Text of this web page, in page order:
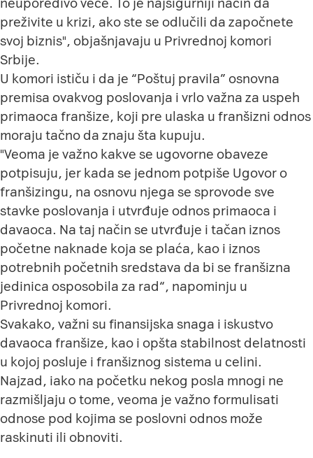
preživite u krizi, ako ste se odlučili da započnete
svoj biznis", objašnjavaju u Privrednoj komori
Srbije.
U komori ističu i da je “Poštuj pravila” osnovna
premisa ovakvog poslovanja i vrlo važna za uspeh
primaoca franšize, koji pre ulaska u franšizni odnos
moraju tačno da znaju šta kupuju.
"Veoma je važno kakve se ugovorne obaveze
potpisuju, jer kada se jednom potpiše Ugovor o
franšizingu, na osnovu njega se sprovode sve
stavke poslovanja i utvrđuje odnos primaoca i
davaoca. Na taj način se utvrđuje i tačan iznos
početne naknade koja se plaća, kao i iznos
potrebnih početnih sredstava da bi se franšizna
jedinica osposobila za rad“, napominju u
Privrednoj komori.
Svakako, važni su finansijska snaga i iskustvo
davaoca franšize, kao i opšta stabilnost delatnosti
u kojoj posluje i franšiznog sistema u celini.
Najzad, iako na početku nekog posla mnogi ne
razmišljaju o tome, veoma je važno formulisati
odnose pod kojima se poslovni odnos može
raskinuti ili obnoviti.